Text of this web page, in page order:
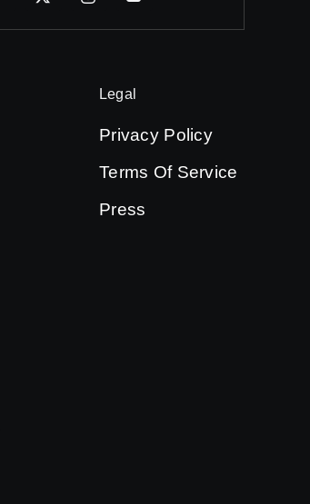
Legal
Privacy Policy
Terms Of Service
Press